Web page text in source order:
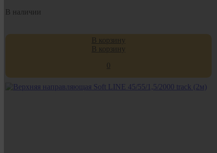
В наличии
В корзину
В корзину
0